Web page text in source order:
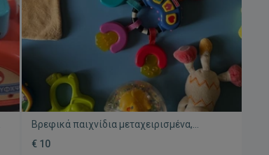
Βρεφικά παιχνίδια μεταχειρισμένα,
€ 10